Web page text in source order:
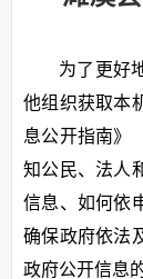
为了更好
他组织获取本
息公开指南》
知公民、法人
信息、如何依
确保政府依法
政府公开信息